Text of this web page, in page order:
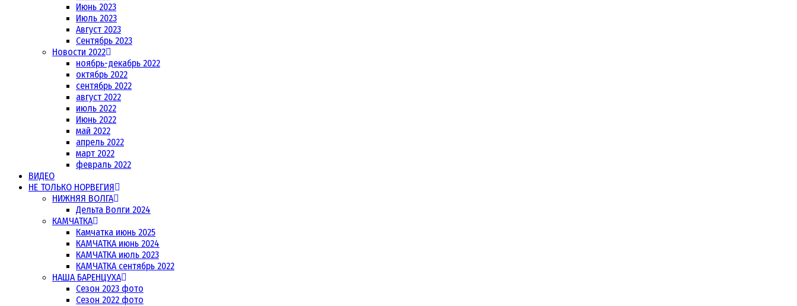
Июнь 2023
Июль 2023
Август 2023
Сентябрь 2023
Новости 2022
ноябрь-декабрь 2022
октябрь 2022
сентябрь 2022
август 2022
июль 2022
Июнь 2022
май 2022
апрель 2022
март 2022
февраль 2022
ВИДЕО
НЕ ТОЛЬКО НОРВЕГИЯ
НИЖНЯЯ ВОЛГА
Дельта Волги 2024
КАМЧАТКА
Камчатка июнь 2025
КАМЧАТКА июнь 2024
КАМЧАТКА июль 2023
КАМЧАТКА сентябрь 2022
НАША БАРЕНЦУХА
Сезон 2023 фото
Сезон 2022 фото